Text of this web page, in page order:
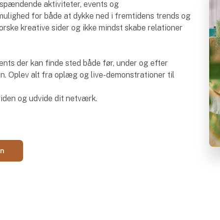
aktiviteter, events og
for både at dykke ned i fremtidens trends og
kreative sider og ikke mindst skabe relationer
der kan finde sted både før, under og efter
Oplev alt fra oplæg og live-demonstrationer til
og udvide dit netværk.